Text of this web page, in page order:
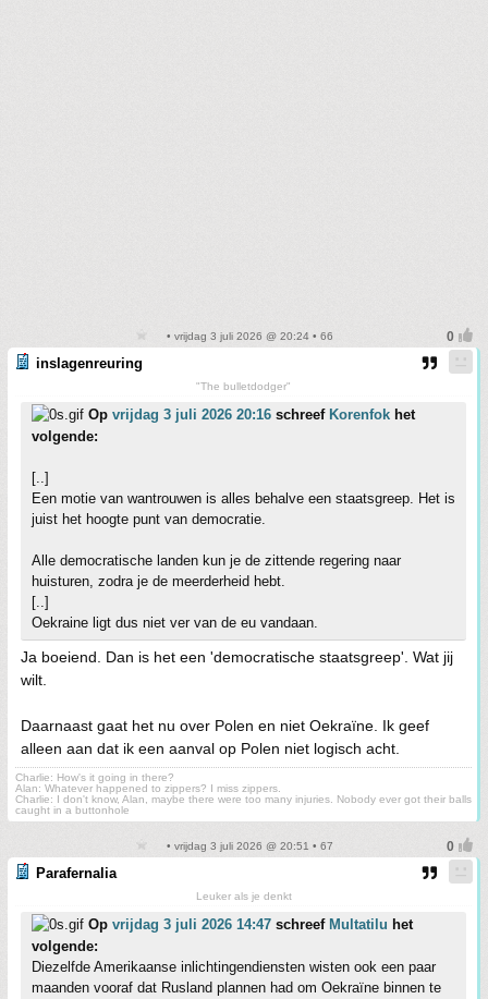
• vrijdag 3 juli 2026 @ 20:24 • 66
inslagenreuring
"The bulletdodger"
Op vrijdag 3 juli 2026 20:16 schreef Korenfok het
volgende:
[..]
Een motie van wantrouwen is alles behalve een staatsgreep. Het is
juist het hoogte punt van democratie.
Alle democratische landen kun je de zittende regering naar
huisturen, zodra je de meerderheid hebt.
[..]
Oekraine ligt dus niet ver van de eu vandaan.
Ja boeiend. Dan is het een 'democratische staatsgreep'. Wat jij
wilt.
Daarnaast gaat het nu over Polen en niet Oekraïne. Ik geef
alleen aan dat ik een aanval op Polen niet logisch acht.
Charlie: How's it going in there?
Alan: Whatever happened to zippers? I miss zippers.
Charlie: I don't know, Alan, maybe there were too many injuries. Nobody ever got their balls
caught in a buttonhole
• vrijdag 3 juli 2026 @ 20:51 • 67
Parafernalia
Leuker als je denkt
Op vrijdag 3 juli 2026 14:47 schreef Multatilu het
volgende:
Diezelfde Amerikaanse inlichtingendiensten wisten ook een paar
maanden vooraf dat Rusland plannen had om Oekraïne binnen te